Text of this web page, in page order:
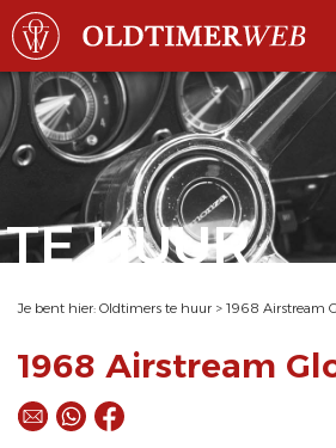
TE HUUR
Je bent hier: Oldtimers te huur > 1968 Airstream
1968 Airstream